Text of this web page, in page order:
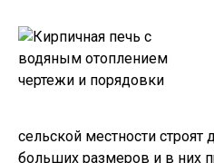
сельской местности
больших размеров и в них